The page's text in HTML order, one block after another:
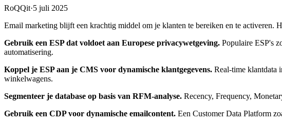
RoQQit·5 juli 2025
Email marketing blijft een krachtig middel om je klanten te bereiken en te activeren.
Gebruik een ESP dat voldoet aan Europese privacywetgeving. Populaire ESP's
automatisering.
Koppel je ESP aan je CMS voor dynamische klantgegevens. Real-time klantdata
winkelwagens.
Segmenteer je database op basis van RFM-analyse. Recency, Frequency,
Gebruik een CDP voor dynamische emailcontent. Een Customer Data Platform